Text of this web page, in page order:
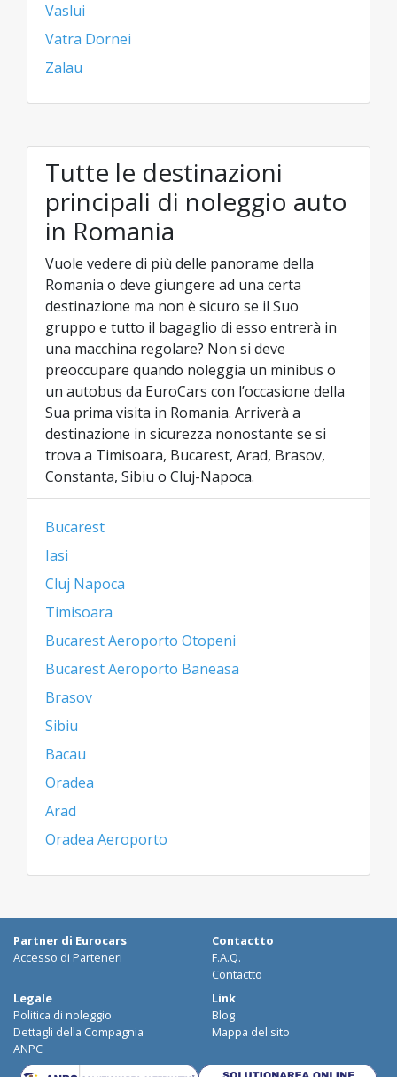
Vaslui
Vatra Dornei
Zalau
Tutte le destinazioni
principali di noleggio auto
in Romania
Vuole vedere di più delle panorame della
Romania o deve giungere ad una certa
destinazione ma non è sicuro se il Suo
gruppo e tutto il bagaglio di esso entrerà in
una macchina regolare? Non si deve
preoccupare quando noleggia un minibus o
un autobus da EuroCars con l’occasione della
Sua prima visita in Romania. Arriverà a
destinazione in sicurezza nonostante se si
trova a Timisoara, Bucarest, Arad, Brasov,
Constanta, Sibiu o Cluj-Napoca.
Bucarest
Iasi
Cluj Napoca
Timisoara
Bucarest Aeroporto Otopeni
Bucarest Aeroporto Baneasa
Brasov
Sibiu
Bacau
Oradea
Arad
Oradea Aeroporto
Partner di Eurocars
Accesso di Parteneri
Contactto
F.A.Q.
Contactto
Legale
Politica di noleggio
Dettagli della Compagnia
ANPC
Link
Blog
Mappa del sito